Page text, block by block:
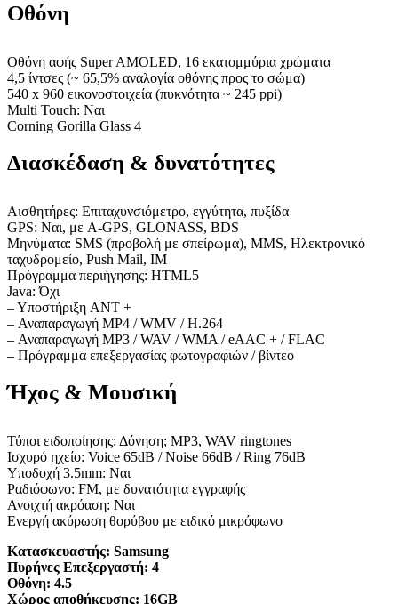
Οθόνη
Οθόνη αφής Super AMOLED, 16 εκατομμύρια χρώματα
4,5 ίντσες (~ 65,5% αναλογία οθόνης προς το σώμα)
540 x 960 εικονοστοιχεία (πυκνότητα ~ 245 ppi)
Multi Touch: Ναι
Corning Gorilla Glass 4
Διασκέδαση & δυνατότητες
Αισθητήρες: Επιταχυνσιόμετρο, εγγύτητα, πυξίδα
GPS: Ναι, με A-GPS, GLONASS, BDS
Μηνύματα: SMS (προβολή με σπείρωμα), MMS, Ηλεκτρονικό
ταχυδρομείο, Push Mail, IM
Πρόγραμμα περιήγησης: HTML5
Java: Όχι
– Υποστήριξη ANT +
– Αναπαραγωγή MP4 / WMV / H.264
– Αναπαραγωγή MP3 / WAV / WMA / eAAC + / FLAC
– Πρόγραμμα επεξεργασίας φωτογραφιών / βίντεο
Ήχος & Μουσική
Τύποι ειδοποίησης: Δόνηση; MP3, WAV ringtones
Ισχυρό ηχείο: Voice 65dB / Noise 66dB / Ring 76dB
Υποδοχή 3.5mm: Ναι
Ραδιόφωνο: FM, με δυνατότητα εγγραφής
Ανοιχτή ακρόαση: Ναι
Ενεργή ακύρωση θορύβου με ειδικό μικρόφωνο
Κατασκευαστής: Samsung
Πυρήνες Επεξεργαστή: 4
Οθόνη: 4.5
Χώρος αποθήκευσης: 16GB